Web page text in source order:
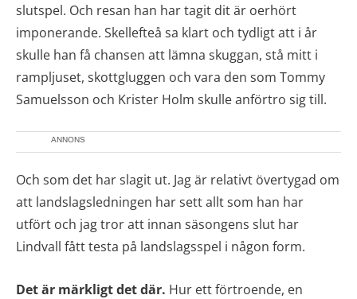
slutspel. Och resan han har tagit dit är oerhört
imponerande. Skellefteå sa klart och tydligt att i år
skulle han få chansen att lämna skuggan, stå mitt i
rampljuset, skottgluggen och vara den som Tommy
Samuelsson och Krister Holm skulle anförtro sig till.
ANNONS
Och som det har slagit ut. Jag är relativt övertygad om
att landslagsledningen har sett allt som han har
utfört och jag tror att innan säsongens slut har
Lindvall fått testa på landslagsspel i någon form.
Det är märkligt det där. Hur ett förtroende, en